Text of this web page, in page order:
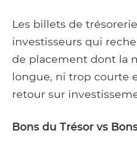
Les billets de
investisseurs qui
de placement dont la
longue, ni trop courte
retour sur
Bons du Trésor vs